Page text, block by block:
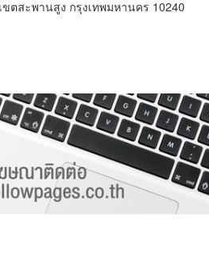
ตสะพานสูง กรุงเทพมหานคร 10240